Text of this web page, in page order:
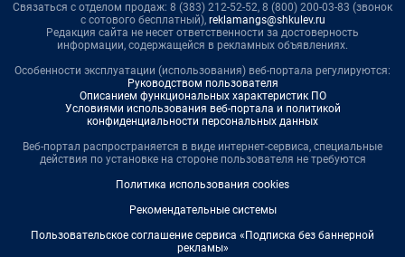
Связаться с отделом продаж: 8 (383) 212-52-52, 8 (800) 200-03-83 (звонок
с сотового бесплатный), reklamangs@shkulev.ru
Редакция сайта не несет ответственности за достоверность
информации, содержащейся в рекламных объявлениях.
Особенности эксплуатации (использования) веб-портала регулируются:
Руководством пользователя
Описанием функциональных характеристик ПО
Условиями использования веб-портала и политикой
конфиденциальности персональных данных
Веб-портал распространяется в виде интернет-сервиса, специальные
действия по установке на стороне пользователя не требуются
Политика использования cookies
Рекомендательные системы
Пользовательское соглашение сервиса «Подписка без баннерной
рекламы»